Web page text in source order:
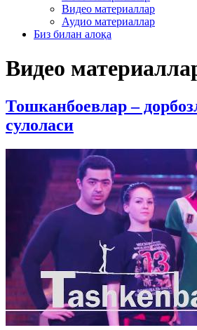
Видео материаллар
Аудио материаллар
Биз билан алоқа
Видео
Тошканбоевлар –
сулоласи